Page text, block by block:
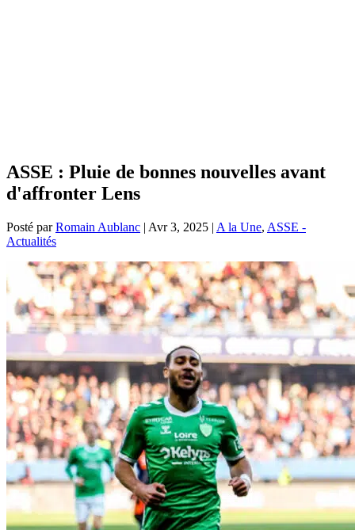
ASSE : Pluie de bonnes nouvelles avant
d'affronter Lens
Posté parRomain Aublanc | Avr 3, 2025 | A la Une, ASSE -
Actualités